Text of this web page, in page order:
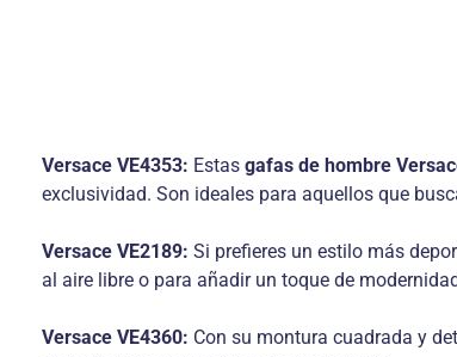
Versace VE4353: Estas gafas de hombre
exclusividad. Son ideales para aquellos que
Versace VE2189: Si prefieres un estilo más
al aire libre o para añadir un toque de
Versace VE4360: Con su montura cuadrada y